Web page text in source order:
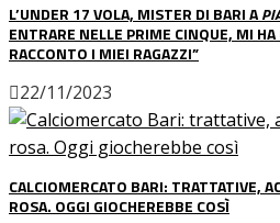
L’UNDER 17 VOLA, MISTER DI BARI A
ENTRARE NELLE PRIME CINQUE, MI
RACCONTO I MIEI RAGAZZI”
22/11/2023
CALCIOMERCATO BARI: TRATTATIVE,
ROSA. OGGI GIOCHEREBBE COSÌ